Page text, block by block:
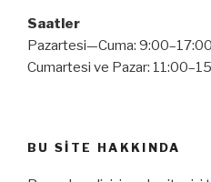
Saatler
Pazartesi—Cuma: 9:00–17:00
Cumartesi ve Pazar:
BU SITE HAKKINDA